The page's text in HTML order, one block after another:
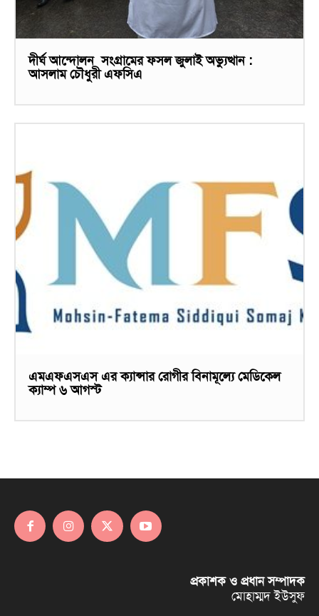
দীর্ঘ আন্দোলন সংগ্রামের ফসল জুলাই অভ্যুত্থান :
আসলাম চৌধুরী এফসিএ
এমএফএসএস এর ক্যান্সার রোগীর বিনামূল্যে মেডিকেল
ক্যাম্প ৬ আগস্ট
প্রকাশক ও প্রধান সম্পাদক
মোহাম্মদ ইউসুফ